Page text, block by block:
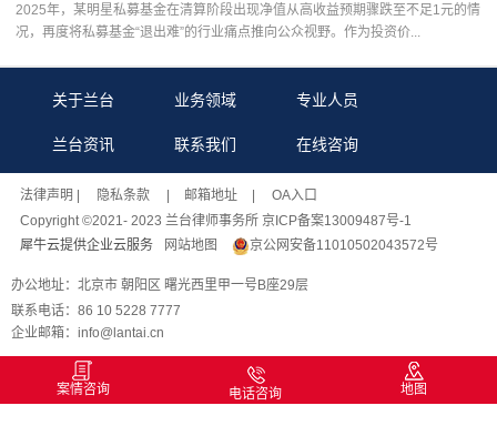
2025年，某明星私募基金在清算阶段出现净值从高收益预期骤跌至不足1元的情
况，再度将私募基金“退出难”的行业痛点推向公众视野。作为投资价...
关于兰台 业务领域 专业人员
兰台资讯 联系我们 在线咨询
法律声明 | 隐私条款 | 邮箱地址
| OA入口
Copyright ©2021- 2023 兰台律师事务所 京ICP备案13009487号-1
犀牛云提供企业云服务
网站地图 京公网安备11010502043572号
办公地址：北京市 朝阳区 曙光西里甲一号B座29层
联系电话：86 10 5228 7777
企业邮箱：info@lantai.cn
案情咨询 电话咨询 地图